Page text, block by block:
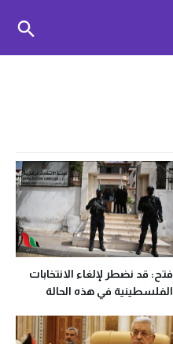
فتح: قد نضطر لإلغاء الانتخابات
الفلسطينية في هذه الحالة